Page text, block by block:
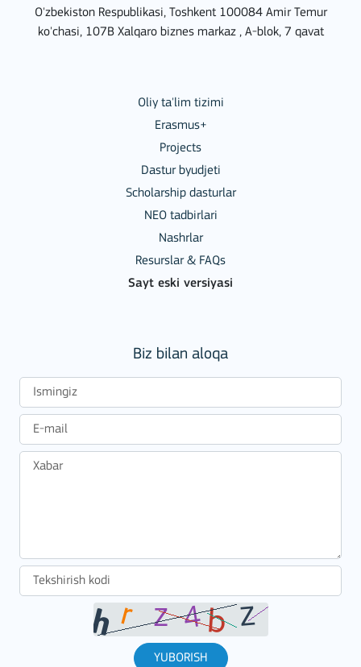
O'zbekiston Respublikasi, Toshkent 100084 Amir Temur
ko'chasi, 107B Xalqaro biznes markaz , A-blok, 7 qavat
Oliy ta'lim tizimi
Erasmus+
Projects
Dastur byudjeti
Scholarship dasturlar
NEO tadbirlari
Nashrlar
Resurslar & FAQs
Sayt eski versiyasi
Biz bilan aloqa
YUBORISH